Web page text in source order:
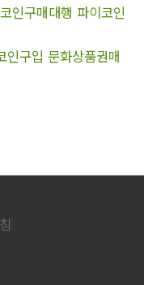
구매대행 파이코인
구입 문화상품권매